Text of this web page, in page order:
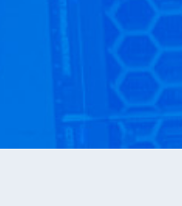
n’importe quel
Sans cette
retard sur les
»